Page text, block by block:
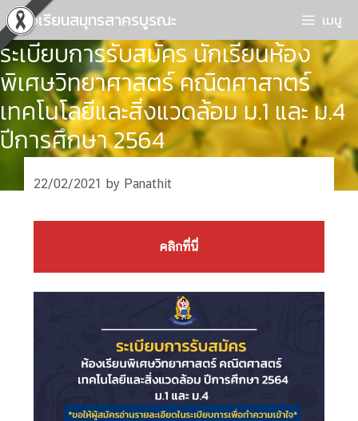
Skip
to
content
โรงเรียนสมุทรสาครบูรณะ เมนู
ระเบียบการรับสมัคร นักเรียนห้อง
พิเศษวิทยาศาสตร์ คณิตศาสาตร์
เทคโนโลยีและสิ่งแวดล้อม ม.1 และ ม.4
ปีการศึกษา 2564
22/02/2021 by Panathit
คลิกที่นี่